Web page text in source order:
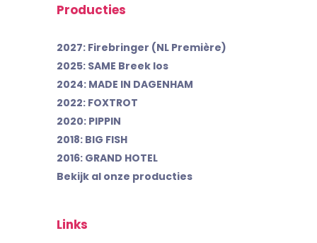
Producties
2027: Firebringer (NL Première)
2025: SAME Breek los
2024: MADE IN DAGENHAM
2022: FOXTROT
2020: PIPPIN
2018: BIG FISH
2016: GRAND HOTEL
Bekijk al onze producties
Links